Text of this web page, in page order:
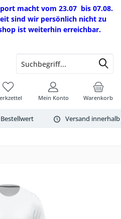
macht vom 23.07 bis 07.08.
sind wir persönlich nicht zu
ist weiterhin erreichbar.
Versand
Warenkorb
Mein Konto